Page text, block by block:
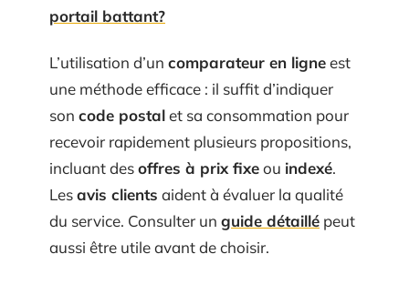
portail battant?
L’utilisation d’un comparateur en ligneest
une méthode efficace : il suffit d’indiquer
son code postalet sa consommation pour
recevoir rapidement plusieurs propositions,
incluant desoffres à prix fixeou indexé.
Lesavis clients aident à évaluer la qualité
du service. Consulter un guide détaillé peut
aussi être utile avant de choisir.